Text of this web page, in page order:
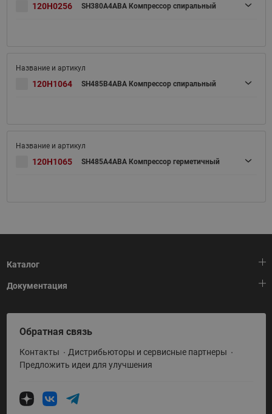
120H0256 SH380A4ABA Компрессор спиральный
120H1064 SH485B4ABA Компрессор спиральный
120H1065 SH485A4ABA Компрессор герметичный
Каталог
Тепловая автоматика
Холодильная техника
Приводная техника
Промышленная автоматика
Теплообменное оборудование
Документация
HeatPlatform (Тепловая платформа)
Полезные программы и инструменты
Условия поставки
Обратная связь
Контакты
Дистрибьюторы и сервисные партнеры
Предложить идеи для улучшения